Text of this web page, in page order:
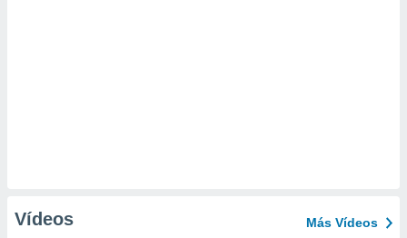
Vídeos Más Vídeos